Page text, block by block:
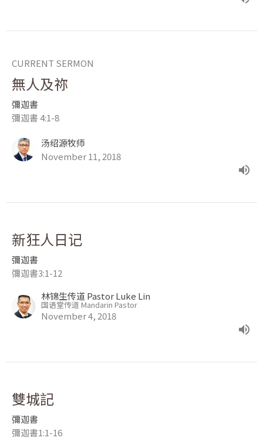
CURRENT SERMON
無人及祢
彌迦書
彌迦書 4:1-8
汤绍源牧师
November 11, 2018
新狂人日记
彌迦書
彌迦書3:1-12
林锦生传道 Pastor Luke Lin
国语堂传道 Mandarin Pastor
November 4, 2018
雙城記
彌迦書
彌迦書1:1-16